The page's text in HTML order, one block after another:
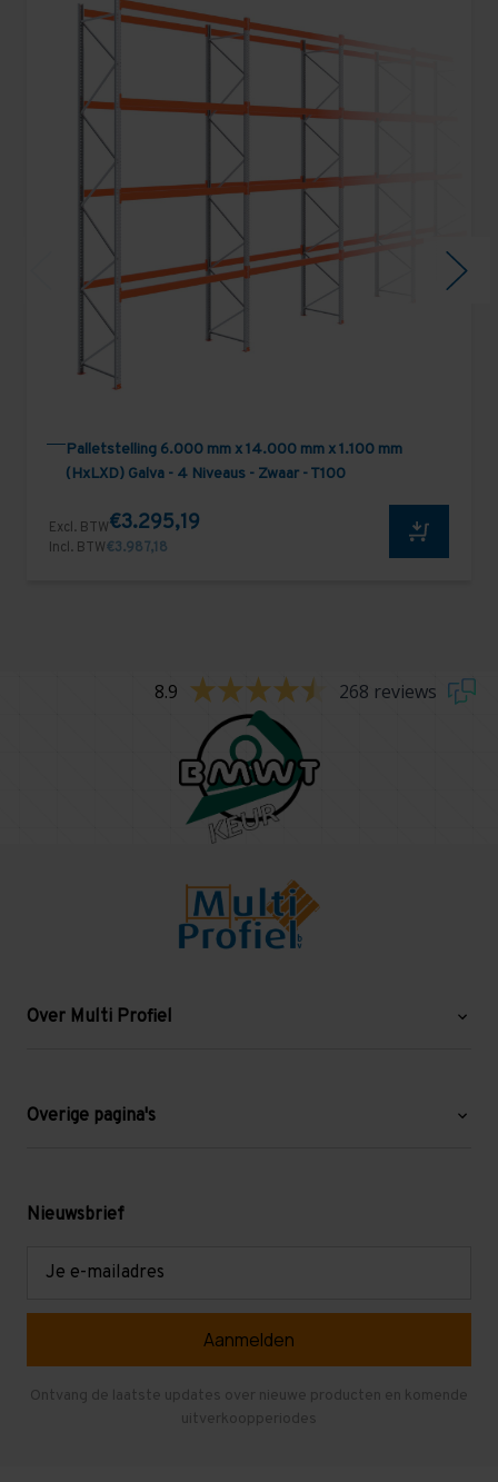
Palletstelling 6.000 mm x 14.000 mm x 1.100 mm
(HxLXD) Galva - 4 Niveaus - Zwaar - T100
Excl. BTW€3.295,19
Incl. BTW€3.987,18
8.9 268 reviews
Over Multi Profiel
Blog
Levering en afhalen
Overige pagina's
Mezzanine
Verdiepingsvloeren
Gebruikte entresolvloeren
Nieuwsbrief
Ontvang de laatste updates over nieuwe producten en komende
uitverkoopperiodes